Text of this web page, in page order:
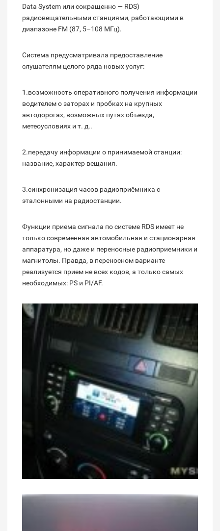
Data System или сокращенно — RDS)
радиовещательными станциями, работающими в
диапазоне FM (87, 5–108 МГц).
Система предусматривала предоставление
слушателям целого ряда новых услуг:
1.возможность оперативного получения информации
водителем о заторах и пробках на крупных
автодорогах, возможных путях объезда,
метеоусловиях и т. д..
2.передачу информации о принимаемой станции:
название, характер вещания.
3.синхронизация часов радиоприёмника с
эталонными на радиостанции.
Функции приема сигнала по системе RDS имеет не
только современная автомобильная и стационарная
аппаратура, но даже и переносные радиоприемники и
магнитолы. Правда, в переносном варианте
реализуется прием не всех кодов, а только самых
необходимых: PS и PI/AF.